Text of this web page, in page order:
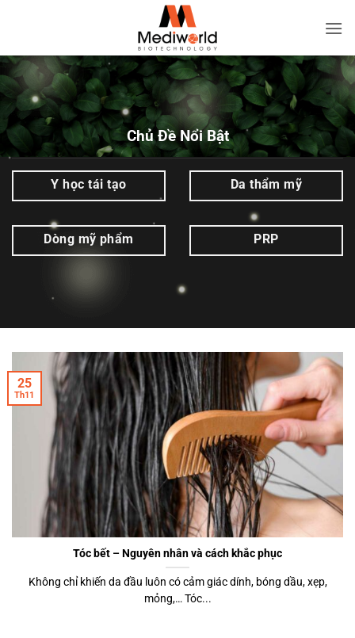
dunggội
vỏ
bưởi
|
Mediworld
Chủ Đề Nổi Bật
Y học tái tạo Da thẩm mỹ
Dòng mỹ phẩm PRP
Tóc bết – Nguyên nhân và cách khắc phục
Không chỉ khiến da đầu luôn có cảm giác dính, bóng dầu, xẹp,
mỏng,… Tóc...
25
Th11